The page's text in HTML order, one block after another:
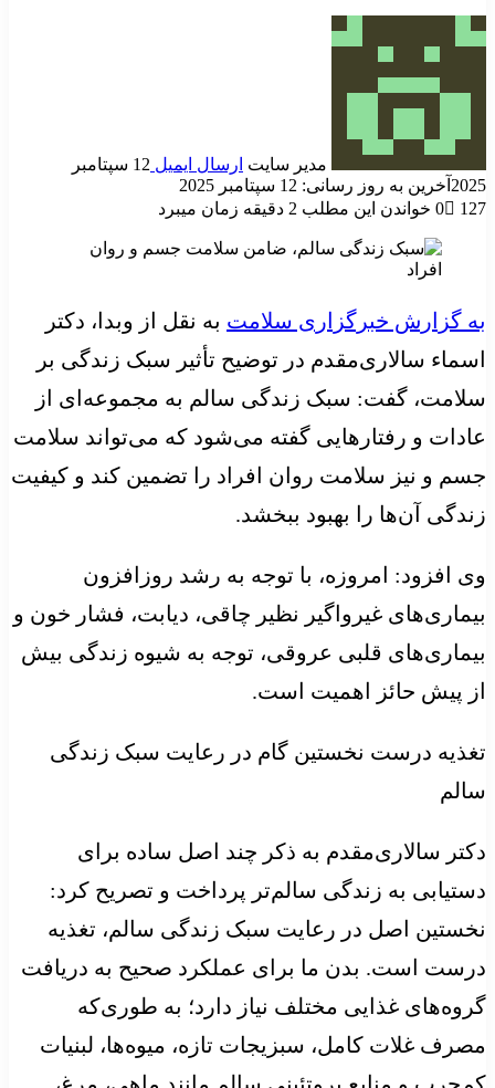
مدیر سایت ارسال ایمیل
12 سپتامبر
2025 آخرین به روز رسانی: 12 سپتامبر 2025
0
127 خواندن این مطلب 2 دقیقه زمان میبرد
به گزارش خبرگزاری سلامت به نقل از وبدا، دکتر
اسماء سالاری‌مقدم در توضیح تأثیر سبک زندگی بر
سلامت، گفت: سبک زندگی سالم به مجموعه‌ای از
عادات و رفتارهایی گفته می‌شود که می‌تواند سلامت
جسم و نیز سلامت روان افراد را تضمین کند و کیفیت
زندگی آن‌ها را بهبود ببخشد.
وی افزود: امروزه، با توجه به رشد روزافزون
بیماری‌های غیرواگیر نظیر چاقی، دیابت، فشار خون و
بیماری‌های قلبی عروقی، توجه به شیوه زندگی بیش
از پیش حائز اهمیت است.
تغذیه درست نخستین گام در رعایت سبک زندگی
سالم
دکتر سالاری‌مقدم به ذکر چند اصل ساده برای
دستیابی به زندگی سالم‌تر پرداخت و تصریح کرد:
نخستین اصل در رعایت سبک زندگی سالم، تغذیه
درست است. بدن ما برای عملکرد صحیح به دریافت
گروه‌های غذایی مختلف نیاز دارد؛ به طوری‌که
مصرف غلات کامل، سبزیجات تازه، میوه‌ها، لبنیات
کم‌چرب و منابع پروتئینی سالم مانند ماهی، مرغ،